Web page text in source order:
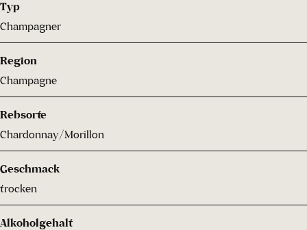
Typ
Champagner
Region
Champagne
Rebsorte
Chardonnay/Morillon
Geschmack
trocken
Alkoholgehalt